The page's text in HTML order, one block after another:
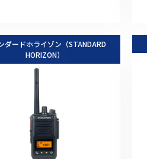
ダードホライゾン（STANDARD
HORIZON）